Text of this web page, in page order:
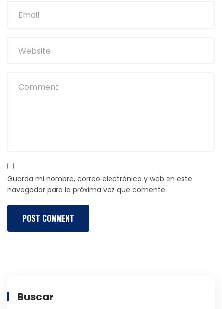
Guarda mi nombre, correo electrónico y web en este
navegador para la próxima vez que comente.
Buscar